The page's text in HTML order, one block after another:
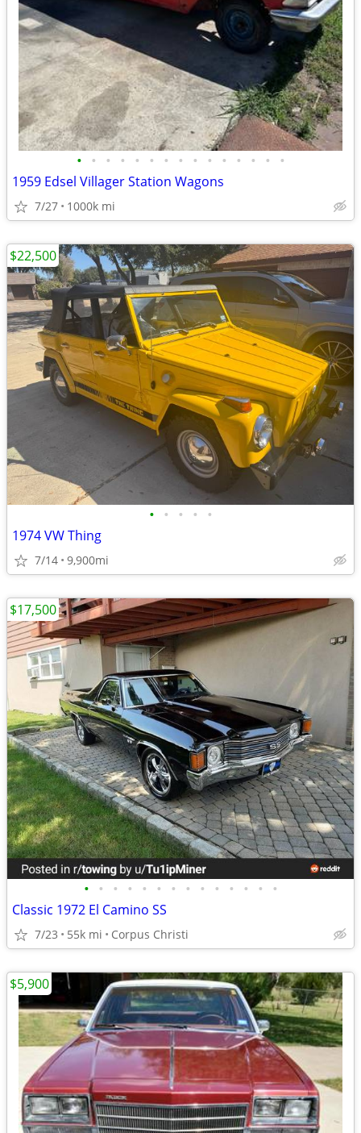
• • • • • • • • • • • • • • •
1959 Edsel Villager Station Wagons
7/27 1000k mi
• • • • •
1974 VW Thing
7/14 9,900mi
$22,500
• • • • • • • • • • • • • •
Classic 1972 El Camino SS
7/23 55k mi Corpus Christi
$17,500
$5,900